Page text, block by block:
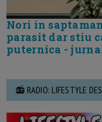
Nori in
parasit dar stiu
puternica -
📻 RADIO: LIFESTYLE